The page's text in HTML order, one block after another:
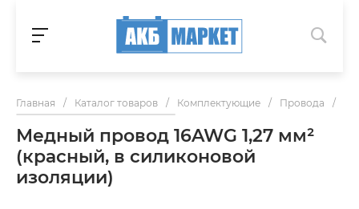
Главная / Каталог товаров / Комплектующие / Провода /
Медный провод 16AWG 1,27 мм²
(красный, в силиконовой
изоляции)